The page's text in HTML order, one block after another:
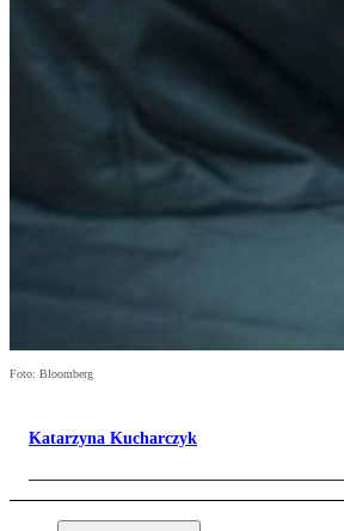
Foto: Bloomberg
Katarzyna Kucharczyk